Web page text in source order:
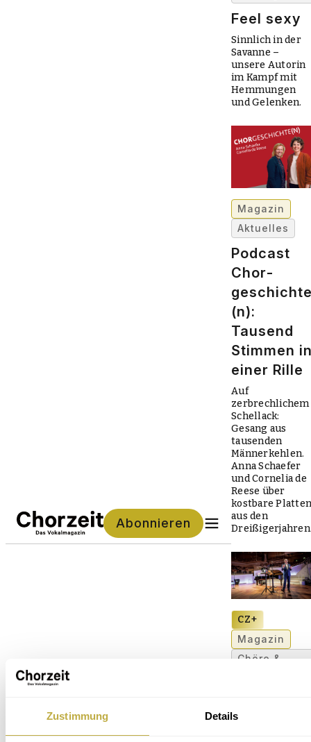
Zustimmung Details
Abonnieren
Feel sexy
Sinnlich in der
Savanne –
unsere Autorin
im Kampf mit
Hemmungen
und Gelenken.
Magazin
Aktuelles
Podcast
Chor­
(n):
Tausend
Stimmen
einer Rille
Auf
zerbrechlichem
Schellack:
Gesang aus
tausenden
Männerkehlen.
Anna Schaefer
und Cornelia de
Reese über
kostbare Platten
aus den
CZ+
Magazin
Chöre &
Musik: